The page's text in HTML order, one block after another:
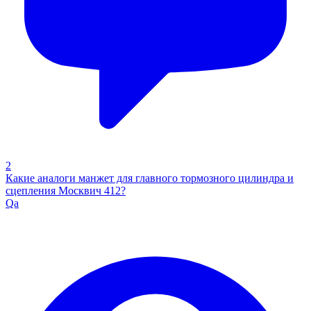
2
Какие аналоги манжет для главного тормозного цилиндра и
сцепления Москвич 412?
Qa